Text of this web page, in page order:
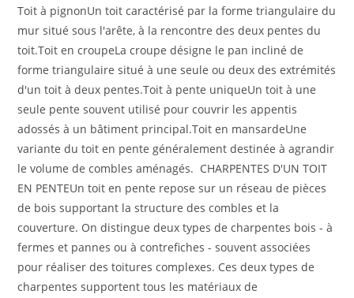
Toit à pignonUn toit caractérisé par la forme triangulaire du
mur situé sous l'arête, à la rencontre des deux pentes du
toit.Toit en croupeLa croupe désigne le pan incliné de
forme triangulaire situé à une seule ou deux des extrémités
d'un toit à deux pentes.Toit à pente uniqueUn toit à une
seule pente souvent utilisé pour couvrir les appentis
adossés à un bâtiment principal.Toit en mansardeUne
variante du toit en pente généralement destinée à agrandir
le volume de combles aménagés. CHARPENTES D'UN TOIT
EN PENTEUn toit en pente repose sur un réseau de pièces
de bois supportant la structure des combles et la
couverture. On distingue deux types de charpentes bois - à
fermes et pannes ou à contrefiches - souvent associées
pour réaliser des toitures complexes. Ces deux types de
charpentes supportent tous les matériaux de